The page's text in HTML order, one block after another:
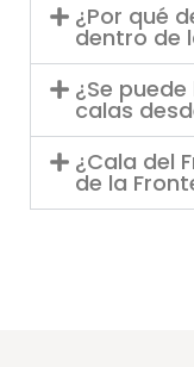
¿Por qué
dentro de
¿Se
calas
¿Cala del
de la